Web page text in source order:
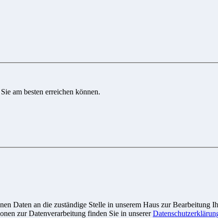
am besten erreichen können.
Daten an die zuständige Stelle in unserem Haus zur
zur Datenverarbeitung finden Sie in unserer